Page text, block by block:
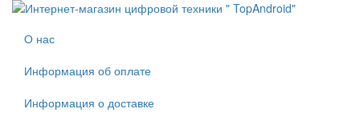
О нас
Информация об оплате
Информация о доставке